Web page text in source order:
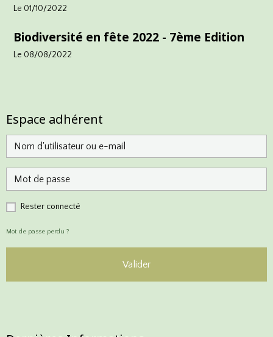
Le 01/10/2022
Biodiversité en fête 2022 - 7ème Edition
Le 08/08/2022
Espace adhérent
Rester connecté
Mot de passe perdu ?
Valider